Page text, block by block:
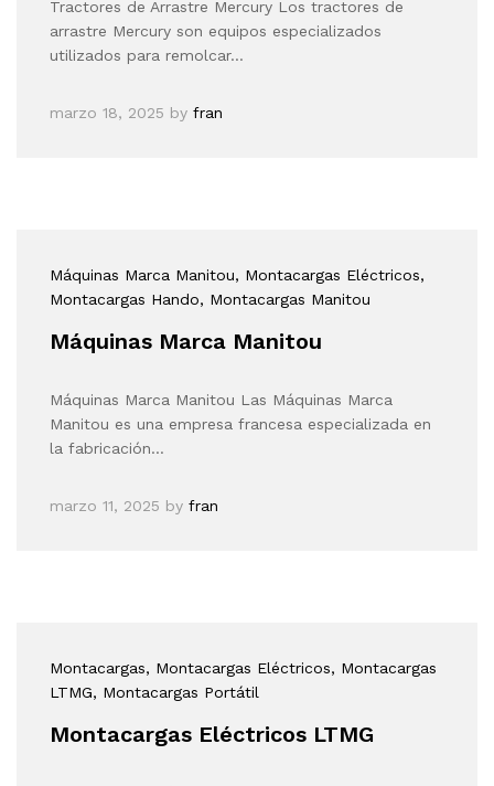
Tractores de Arrastre Mercury Los tractores de
arrastre Mercury son equipos especializados
utilizados para remolcar…
marzo 18, 2025 by fran
Máquinas Marca Manitou, Montacargas Eléctricos,
Montacargas Hando, Montacargas Manitou
Máquinas Marca Manitou
Máquinas Marca Manitou Las Máquinas Marca
Manitou es una empresa francesa especializada en
la fabricación…
marzo 11, 2025 by fran
Montacargas, Montacargas Eléctricos, Montacargas
LTMG, Montacargas Portátil
Montacargas Eléctricos LTMG